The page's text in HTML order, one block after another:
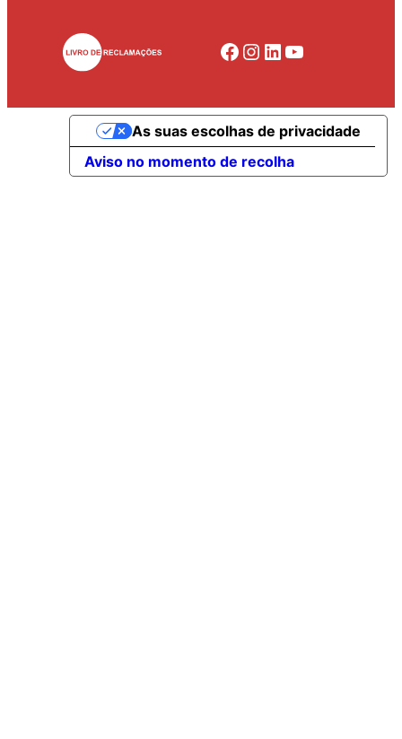
Facebook Instagram LinkedIn YouTube
Aviso no momento de recolha
As suas escolhas de privacidade